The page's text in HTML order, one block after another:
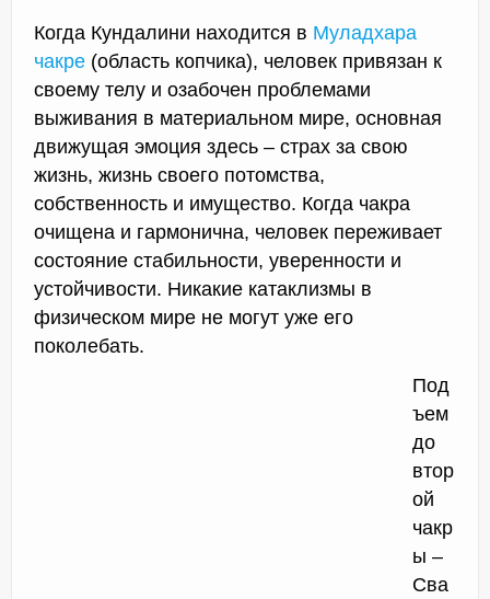
Когда Кундалини находится в Муладхара
чакре (область копчика), человек привязан к
своему телу и озабочен проблемами
выживания в материальном мире, основная
движущая эмоция здесь – страх за свою
жизнь, жизнь своего потомства,
собственность и имущество. Когда чакра
очищена и гармонична, человек переживает
состояние стабильности, уверенности и
устойчивости. Никакие катаклизмы в
физическом мире не могут уже его
поколебать.
Под
ъем
до
втор
ой
чакр
ы –
Сва